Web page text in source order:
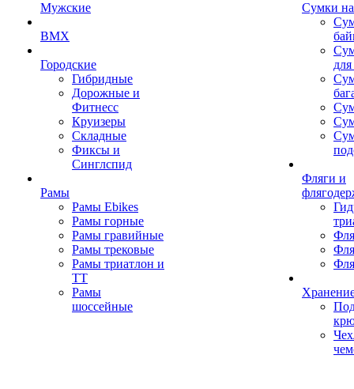
Мужские
BMX
Городские
Гибридные
Дорожные и
Фитнесс
Круизеры
Складные
Фиксы и
Синглспид
Рамы
Рамы Ebikes
Рамы горные
Рамы гравийные
Рамы трековые
Рамы триатлон и
ТТ
Рамы
шоссейные
Сумки
Фляги и